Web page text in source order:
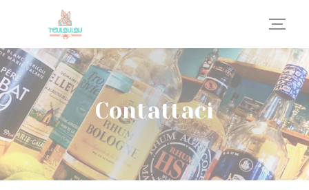
Personalizzazione delle tue scelte sui cookie
Contattaci